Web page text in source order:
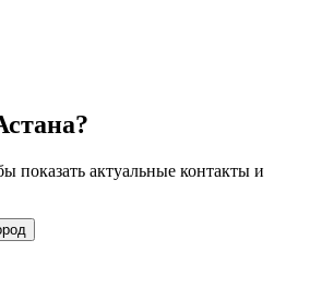
?
показать актуальные контакты и